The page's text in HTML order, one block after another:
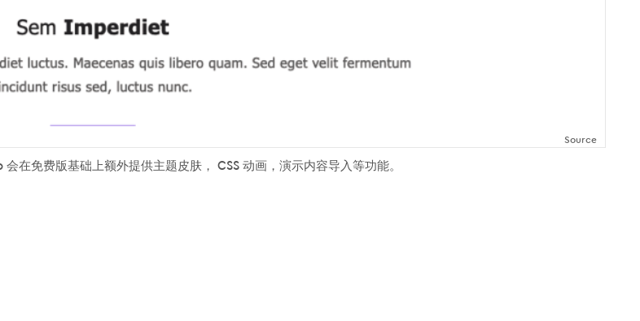
Source
在免费版基础上额外提供主题皮肤， CSS 动画，演示内容导入等功能。